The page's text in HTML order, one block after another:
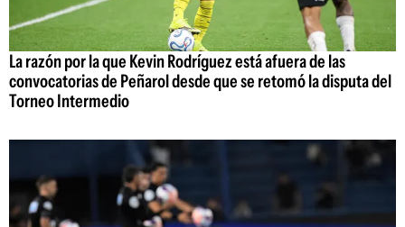
La razón por la que Kevin Rodríguez está afuera de las
convocatorias de Peñarol desde que se retomó la disputa del
Torneo Intermedio